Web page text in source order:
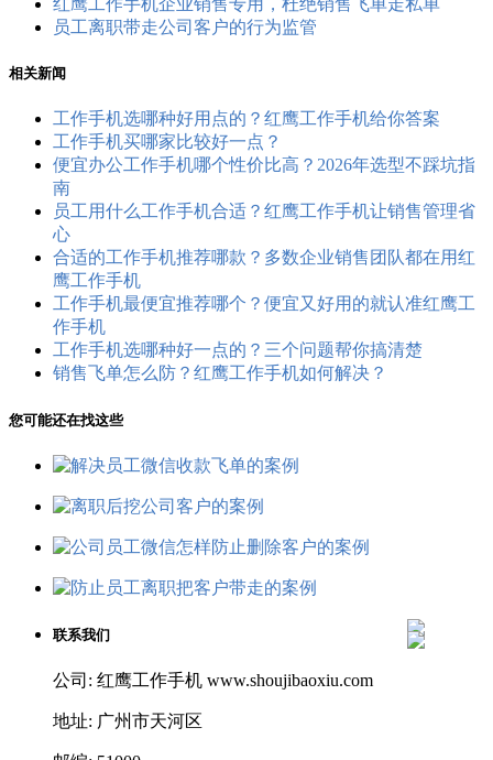
红鹰工作手机企业销售专用，杜绝销售飞单走私单
员工离职带走公司客户的行为监管
相关新闻
工作手机选哪种好用点的？红鹰工作手机给你答案
工作手机买哪家比较好一点？
便宜办公工作手机哪个性价比高？2026年选型不踩坑指
南
员工用什么工作手机合适？红鹰工作手机让销售管理省
心
合适的工作手机推荐哪款？多数企业销售团队都在用红
鹰工作手机
工作手机最便宜推荐哪个？便宜又好用的就认准红鹰工
作手机
工作手机选哪种好一点的？三个问题帮你搞清楚
销售飞单怎么防？红鹰工作手机如何解决？
您可能还在找这些
联系我们
公司: 红鹰工作手机 www.shoujibaoxiu.com
地址: 广州市天河区